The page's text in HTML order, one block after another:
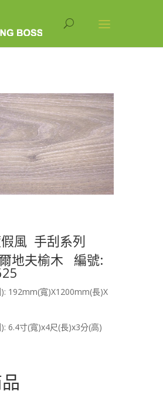
風 手刮系列
地夫榆木 編號:
192mm(寬)X1200mm(長)X
6.4寸(寬)x4尺(長)x3分(高)